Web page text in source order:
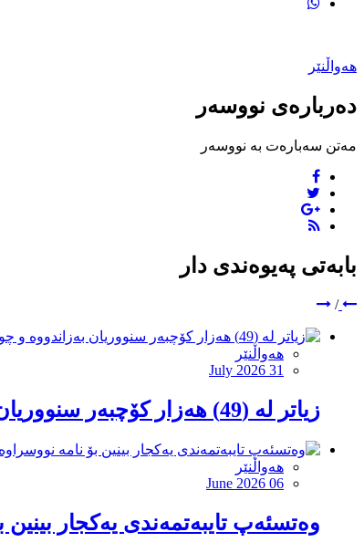
هەواڵنێر
دەربارەی نووسەر
مەتن سەبارەت بە نووسەر
بابەتی پەیوەندی دار
/
هەواڵنێر
July 2026 31
زیاتر لە (49) هەزار کۆچبەر سنووریان بەزاندووە و چوونەتە ناو خاکی ئیسپانیا
هەواڵنێر
June 2026 06
وەتسئەپ تایبەتمەندی یەکجار